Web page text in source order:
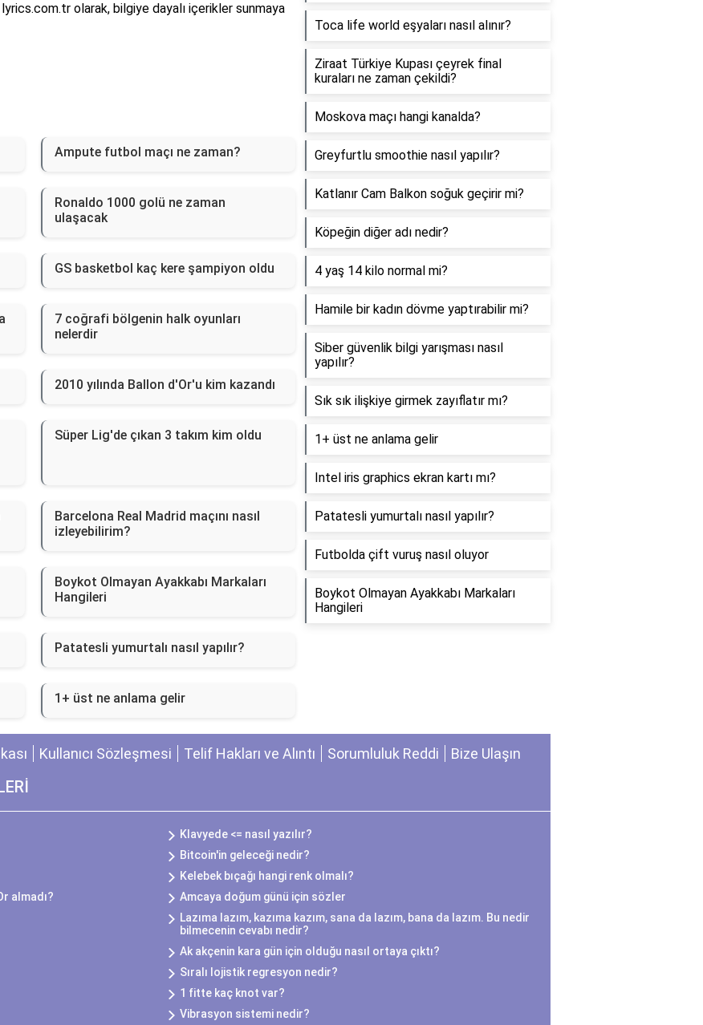
lyrics.com.tr olarak, bilgiye dayalı içerikler sunmaya
Ampute futbol maçı ne zaman?
Ronaldo 1000 golü ne zaman
ulaşacak
GS basketbol kaç kere şampiyon oldu
7 coğrafi bölgenin halk oyunları
nelerdir
2010 yılında Ballon d'Or'u kim kazandı
Süper Lig'de çıkan 3 takım kim oldu
Barcelona Real Madrid maçını nasıl
izleyebilirim?
Boykot Olmayan Ayakkabı Markaları
Hangileri
Patatesli yumurtalı nasıl yapılır?
1+ üst ne anlama gelir
Toca life world eşyaları nasıl alınır?
Ziraat Türkiye Kupası çeyrek final
kuraları ne zaman çekildi?
Moskova maçı hangi kanalda?
Greyfurtlu smoothie nasıl yapılır?
Katlanır Cam Balkon soğuk geçirir mi?
Köpeğin diğer adı nedir?
4 yaş 14 kilo normal mi?
Hamile bir kadın dövme yaptırabilir mi?
Siber güvenlik bilgi yarışması nasıl
yapılır?
Sık sık ilişkiye girmek zayıflatır mı?
1+ üst ne anlama gelir
Intel iris graphics ekran kartı mı?
Patatesli yumurtalı nasıl yapılır?
Futbolda çift vuruş nasıl oluyor
Boykot Olmayan Ayakkabı Markaları
Hangileri
Kullanıcı Sözleşmesi Telif Hakları ve Alıntı Sorumluluk Reddi Bize Ulaşın
Klavyede <= nasıl yazılır?
Bitcoin'in geleceği nedir?
Kelebek bıçağı hangi renk olmalı?
almadı?
Amcaya doğum günü için sözler
Lazıma lazım, kazıma kazım, sana da lazım, bana da lazım. Bu nedir
bilmecenin cevabı nedir?
Ak akçenin kara gün için olduğu nasıl ortaya çıktı?
Sıralı lojistik regresyon nedir?
1 fitte kaç knot var?
Vibrasyon sistemi nedir?